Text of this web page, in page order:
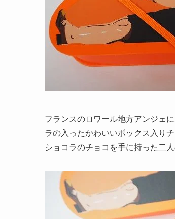
フランスのロワール地方アンジェ
ラの入ったかわいいボックス入り
ショコラのチョコを手に持った二